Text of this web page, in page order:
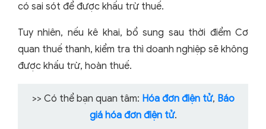
có sai sót để được khấu trừ thuế.
Tuy nhiên, nếu kê khai, bổ sung sau thời điểm Cơ
quan thuế thanh, kiểm tra thì doanh nghiệp sẽ không
được khấu trừ, hoàn thuế.
>> Có thể bạn quan tâm: Hóa đơn điện tử, Báo
giá hóa đơn điện tử.